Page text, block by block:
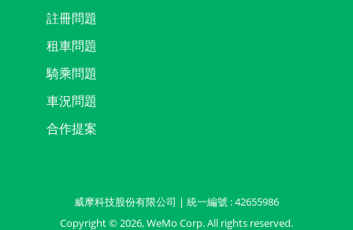
註冊問題
租車問題
騎乘問題
車況問題
合作提案
威摩科技股份有限公司 | 統一編號 : 42655986
Copyright ©2026, WeMo Corp. All rights reserved.